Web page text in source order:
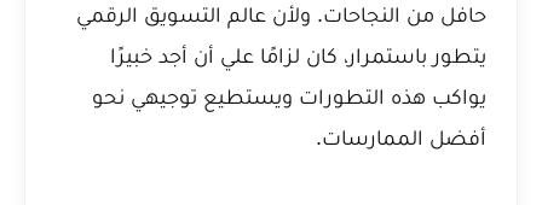
حافل من النجاحات. ولأن عالم التسويق الرقمي
يتطور باستمرار، كان لزامًا علي أن أجد خبيرًا
يواكب هذه التطورات ويستطيع توجيهي نحو
أفضل الممارسات.